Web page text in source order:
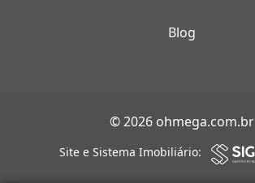
Blog
© 2026 ohmega.com.br
Site e Sistema Imobiliário: